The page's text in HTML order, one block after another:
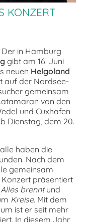
KONZERT
in Hamburg
gibt am 16. Juni
neuen Helgoland
auf der Nordsee-
gemeinsam
von den
und Cuxhafen
Dienstag, dem 20.
haben die
Nach dem
gemeinsam
präsentiert
Alles brenntund
Kreise. Mit dem
ist er seit mehr
In diesem Jahr